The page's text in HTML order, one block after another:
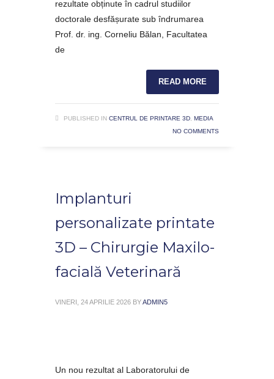
rezultate obținute în cadrul studiilor
doctorale desfășurate sub îndrumarea
Prof. dr. ing. Corneliu Bălan, Facultatea
de
READ MORE
PUBLISHED IN CENTRUL DE PRINTARE 3D, MEDIA
NO COMMENTS
Implanturi
personalizate printate
3D – Chirurgie Maxilo-
facială Veterinară
VINERI, 24 APRILIE 2026 BYADMIN5
Un nou rezultat al Laboratorului de